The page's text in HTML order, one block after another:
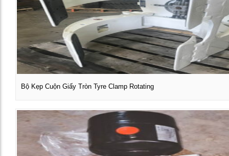
Xem chi tiết
Bộ Kẹp Cuộn Giấy Tròn Tyre Clamp Rotating